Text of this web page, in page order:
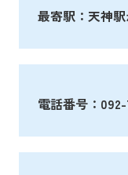
最寄駅：天神
電話番号：